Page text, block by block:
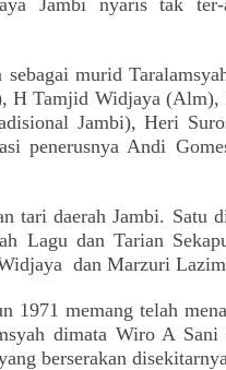
murid
, H Tamjid Widjaya (Alm),
Jambi), Heri
penerusnya Andi
tari daerah Jambi. Satu
Lagu dan Tarian
dan Marzuri
1971 memang telah
dimata Wiro A Sani
berserakan